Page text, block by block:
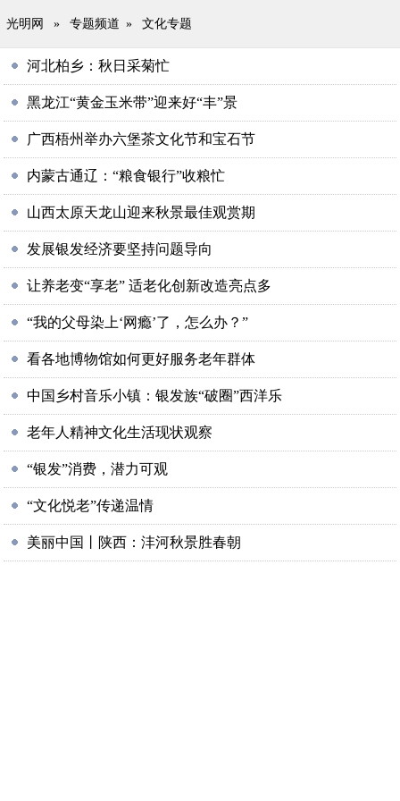
光明网 » 专题频道 » 文化专题
河北柏乡：秋日采菊忙
黑龙江“黄金玉米带”迎来好“丰”景
广西梧州举办六堡茶文化节和宝石节
内蒙古通辽：“粮食银行”收粮忙
山西太原天龙山迎来秋景最佳观赏期
发展银发经济要坚持问题导向
让养老变“享老” 适老化创新改造亮点多
“我的父母染上‘网瘾’了，怎么办？”
看各地博物馆如何更好服务老年群体
中国乡村音乐小镇：银发族“破圈”西洋乐
老年人精神文化生活现状观察
“银发”消费，潜力可观
“文化悦老”传递温情
美丽中国丨陕西：沣河秋景胜春朝